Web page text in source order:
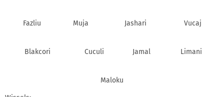
Fazliu Muja Jashari Vucaj
Blakcori Cuculi Jamal Limani
Maloku